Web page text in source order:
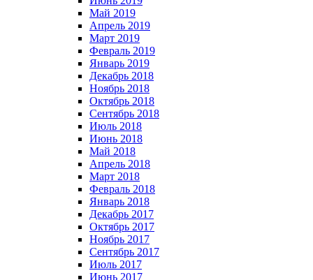
Май 2019
Апрель 2019
Март 2019
Февраль 2019
Январь 2019
Декабрь 2018
Ноябрь 2018
Октябрь 2018
Сентябрь 2018
Июль 2018
Июнь 2018
Май 2018
Апрель 2018
Март 2018
Февраль 2018
Январь 2018
Декабрь 2017
Октябрь 2017
Ноябрь 2017
Сентябрь 2017
Июль 2017
Июнь 2017